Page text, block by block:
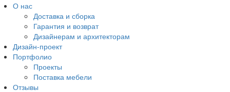
О нас
Доставка и сборка
Гарантия и возврат
Дизайнерам и архитекторам
Дизайн-проект
Портфолио
Проекты
Поставка мебели
Отзывы